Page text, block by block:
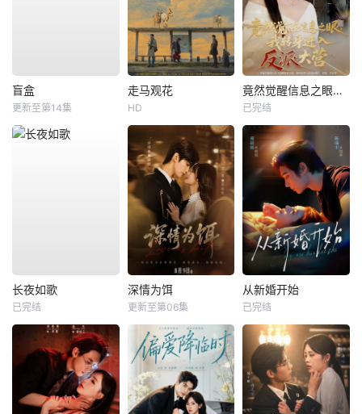
盲盒
更新至第14集
走马观花
HD
竟然觉醒信息之眼，我转身进入反派大营
已完结
长夜如歌
已完结
深情为饵
更新至第06集
从新婚开始
已完结